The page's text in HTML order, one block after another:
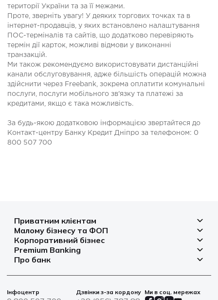
території України та за її межами.
Проте, зверніть увагу! У деяких торгових точках та в
інтернет-продавців, у яких встановлено налаштування
ПОС-терміналів та сайтів, що додатково перевіряють
термін дії карток, можливі відмови у виконанні
транзакцій.
Ми також рекомендуємо використовувати дистанційні
канали обслуговування, адже більшість операцій можна
здійснити через Freebank, зокрема оплатити комунальні
послуги, послуги мобільного зв'язку та платежі за
кредитами, якщо є така можливість.
За будь-якою додатковою інформацією звертайтеся до
Контакт-центру Банку Кредит Дніпро за телефоном: 0
800 507 700
Приватним клієнтам
Депозити
Кредити
Платіжні картки
Платежі
Іпотека
Малому бізнесу та ФОП
Рахунок для бізнесу
Фінансування
Корпоративний бізнес
Рахунки і платежі
Депозити
Агробізнес
Premium Banking
Депозити
Платіжні картки
Банківські сейфи
Про банк
Інфоцентр Дзвінки з-за кордону Ми в соц. мережах